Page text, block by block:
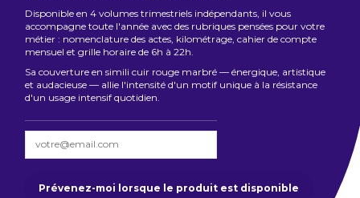
Disponible en 4 volumes trimestriels indépendants, il vous
accompagne toute l'année avec des rubriques pensées pour votre
métier : nomenclature des actes, kilométrage, cahier de compte
mensuel et grille horaire de 6h à 22h.
Sa couverture en simili cuir rouge marbré — énergique, artistique
et audacieuse — allie l'intensité d'un motif unique à la résistance
d'un usage intensif quotidien.